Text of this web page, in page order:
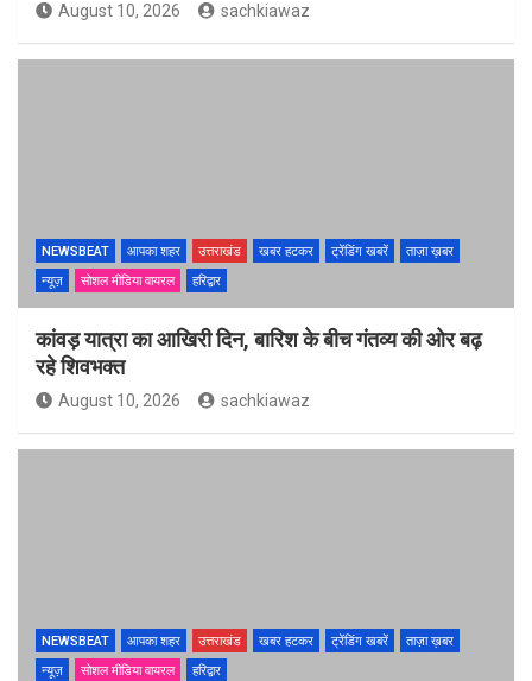
August 10, 2026 sachkiawaz
NEWSBEAT आपका शहर उत्तराखंड खबर हटकर ट्रेंडिंग खबरें
ताज़ा ख़बर
न्यूज़
सोशल मीडिया वायरल हरिद्वार
कांवड़ यात्रा का आखिरी दिन, बारिश के बीच गंतव्य की ओर बढ़
रहे शिवभक्त
August 10, 2026 sachkiawaz
NEWSBEAT आपका शहर उत्तराखंड खबर हटकर ट्रेंडिंग खबरें
ताज़ा ख़बर
न्यूज़
सोशल मीडिया वायरल हरिद्वार